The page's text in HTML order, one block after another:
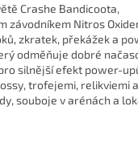
Crashe Bandicoota,
závodníkem Nitros
zkratek, překážek a
odměňuje dobré
silnější efekt power-
trofejemi, relikviemi a
souboje v arénách a